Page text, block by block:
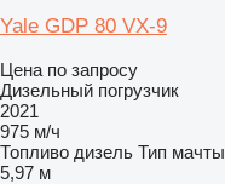
Yale GDP 80 VX-9
Цена по запросу
Дизельный погрузчик
2021
975 м/ч
Топливо дизель Тип мачты
5,97 м